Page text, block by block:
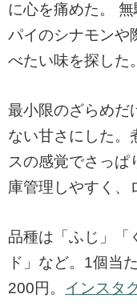
に心を痛めた。
無
パイのシナモンや
べたい味を探した。
最小限のざらめだ
ない甘さにした。
スの感覚でさっぱ
庫管理しやすく、
品種は「ふじ」「
ド」など。1個当
200円。 インスタ